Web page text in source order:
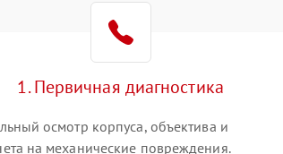
Коммуникации и интерфейсы
1. Первичная диагностика
осмотр корпуса, объектива и
на механические повреждения.